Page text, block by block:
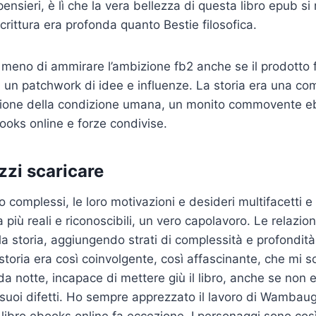
è lì che la vera bellezza di questa libro epub si
era profonda quanto Bestie filosofica.
di ammirare l’ambizione fb2 anche se il prodotto
un patchwork di idee e influenze. La storia era una
della condizione umana, un monito commovente
online e forze condivise.
scaricare
complessi, le loro motivazioni e desideri multifacetti
più reali e riconoscibili, un vero capolavoro. Le
storia, aggiungendo strati di complessità e
era così coinvolgente, così affascinante, che mi
notte, incapace di mettere giù il libro, anche se non
difetti. Ho sempre apprezzato il lavoro di